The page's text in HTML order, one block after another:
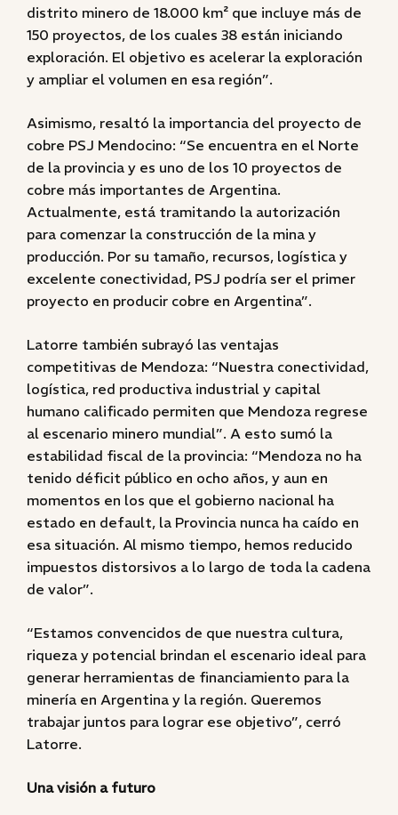
distrito minero de 18.000 km² que incluye más de
150 proyectos, de los cuales 38 están iniciando
exploración. El objetivo es acelerar la exploración
y ampliar el volumen en esa región”.
Asimismo, resaltó la importancia del proyecto de
cobre PSJ Mendocino: “Se encuentra en el Norte
de la provincia y es uno de los 10 proyectos de
cobre más importantes de Argentina.
Actualmente, está tramitando la autorización
para comenzar la construcción de la mina y
producción. Por su tamaño, recursos, logística y
excelente conectividad, PSJ podría ser el primer
proyecto en producir cobre en Argentina”.
Latorre también subrayó las ventajas
competitivas de Mendoza: “Nuestra conectividad,
logística, red productiva industrial y capital
humano calificado permiten que Mendoza regrese
al escenario minero mundial”. A esto sumó la
estabilidad fiscal de la provincia: “Mendoza no ha
tenido déficit público en ocho años, y aun en
momentos en los que el gobierno nacional ha
estado en default, la Provincia nunca ha caído en
esa situación. Al mismo tiempo, hemos reducido
impuestos distorsivos a lo largo de toda la cadena
de valor”.
“Estamos convencidos de que nuestra cultura,
riqueza y potencial brindan el escenario ideal para
generar herramientas de financiamiento para la
minería en Argentina y la región. Queremos
trabajar juntos para lograr ese objetivo”, cerró
Latorre.
Una visión a futuro